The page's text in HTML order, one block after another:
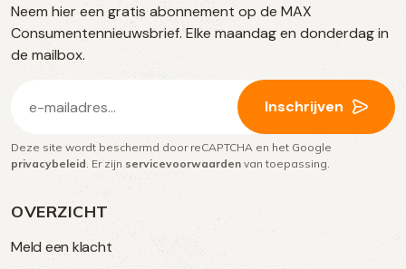
OVERZICHT
Meld een klacht
social
media
Neem hier een gratis abonnement op de MAX
Consumentennieuwsbrief. Elke maandag en donderdag in
de mailbox.
mailadres
(Vereist)
Inschrijven
Deze site wordt beschermd door reCAPTCHA en het Google
privacybeleid . Er zijn servicevoorwaarden van toepassing.